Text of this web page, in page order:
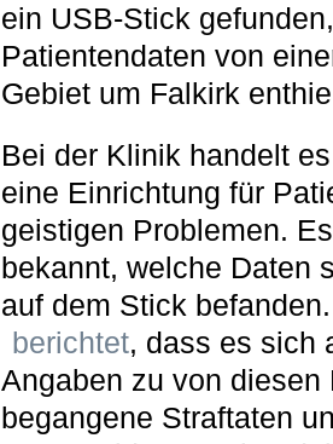
ein USB-Stick
Patientendaten von
Gebiet um Falkirk
Bei der Klinik handelt
eine Einrichtung für
geistigen Problemen.
bekannt, welche Daten
auf dem Stick
berichtet, dass es sich
Angaben zu von diesen
begangene Straftaten